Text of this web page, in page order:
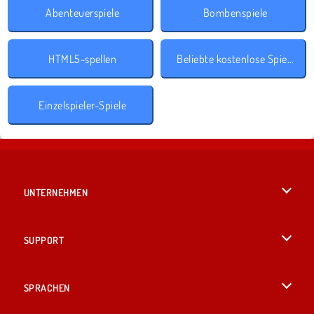
Abenteuerspiele Bombenspiele
HTML5-spellen Beliebte kostenlose Spiele
Einzelspieler-Spiele
UNTERNEHMEN
SUPPORT
SPRACHEN